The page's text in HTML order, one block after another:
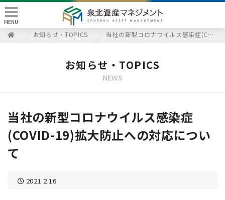
toggle
navigation
MENU
お知らせ・TOPICS 当社の新型コロナウイルス感染症(COVID-19)拡大防止への対応について
お知らせ・TOPICS
NEWS
当社の新型コロナウイルス感染症
(COVID-19)拡大防止への対応につい
て
2021.2.16